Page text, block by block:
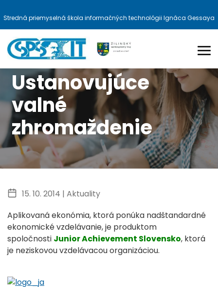
Stredná priemyselná škola informačných technológii Ignáca Gessaya
Ustanovujúce
valné
zhromaždenie
15. 10. 2014 | Aktuality
Aplikovaná ekonómia, ktorá ponúka nadštandardné
ekonomické vzdelávanie, je produktom
spoločnosti Junior Achievement Slovensko, ktorá
je neziskovou vzdelávacou organizáciou.